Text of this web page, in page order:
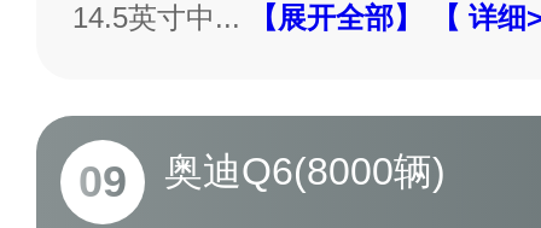
14.5英寸中... 【展开全部】 【 详细
09 奥迪Q6(8000辆)